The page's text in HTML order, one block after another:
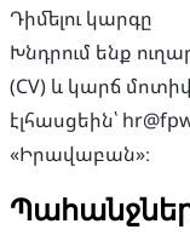
Դիմելու կարգը
Խնդրում ենք
(CV) և կարճ
էլհասցեին՝
«Իրավաբան»։